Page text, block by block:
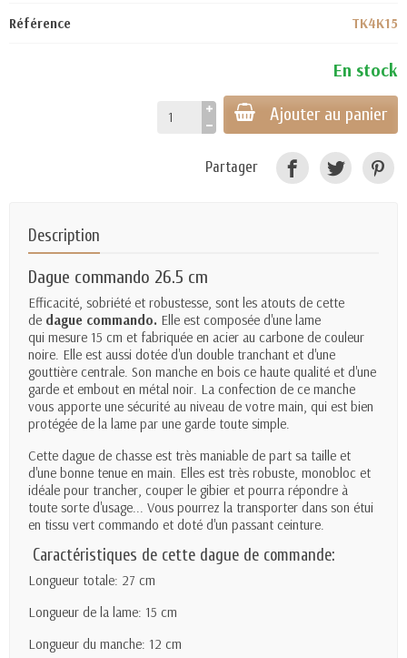
Référence TK4K15
En stock
Ajouter au panier
Partager
Description
Dague commando 26.5 cm
Efficacité, sobriété et robustesse, sont les atouts de cette
de dague commando. Elle est composée d'une lame
qui mesure 15 cm et fabriquée en acier au carbone de couleur
noire. Elle est aussi dotée d'un double tranchant et d'une
gouttière centrale. Son manche en bois ce haute qualité et d'une
garde et embout en métal noir. La confection de ce manche
vous apporte une sécurité au niveau de votre main, qui est bien
protégée de la lame par une garde toute simple.
Cette dague de chasse est très maniable de part sa taille et
d'une bonne tenue en main. Elles est très robuste, monobloc et
idéale pour trancher, couper le gibier et pourra répondre à
toute sorte d'usage... Vous pourrez la transporter dans son étui
en tissu vert commando et doté d'un passant ceinture.
Caractéristiques de cette dague de commande:
Longueur totale: 27 cm
Longueur de la lame: 15 cm
Longueur du manche: 12 cm